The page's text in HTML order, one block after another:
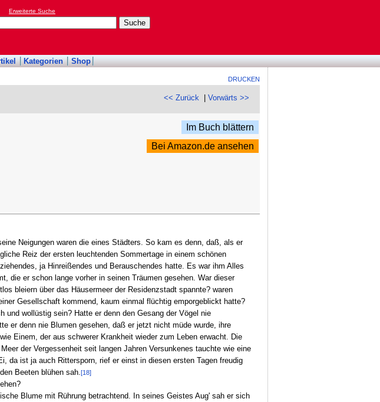
Erweiterte Suche
Kategorien Shop
DRUCKEN
<< Zurück |Vorwärts >>
Im Buch blättern
Bei Amazon.de ansehen
Neigungen waren die eines Städters. So kam es denn, daß, als er
Reiz der ersten leuchtenden Sommertage in einem schönen
ja Hinreißendes und Berauschendes hatte. Es war ihm Alles
die er schon lange vorher in seinen Träumen gesehen. War dieser
bleiern über das Häusermeer der Residenzstadt spannte? waren
Gesellschaft kommend, kaum einmal flüchtig emporgeblickt hatte?
und wollüstig sein? Hatte er denn den Gesang der Vögel nie
er denn nie Blumen gesehen, daß er jetzt nicht müde wurde, ihre
Einem, der aus schwerer Krankheit wieder zum Leben erwacht. Die
der Vergessenheit seit langen Jahren Versunkenes tauchte wie eine
da ist ja auch Rittersporn, rief er einst in diesen ersten Tagen freudig
Beeten blühen sah. [18]
Blume mit Rührung betrachtend. In seines Geistes Aug' sah er sich